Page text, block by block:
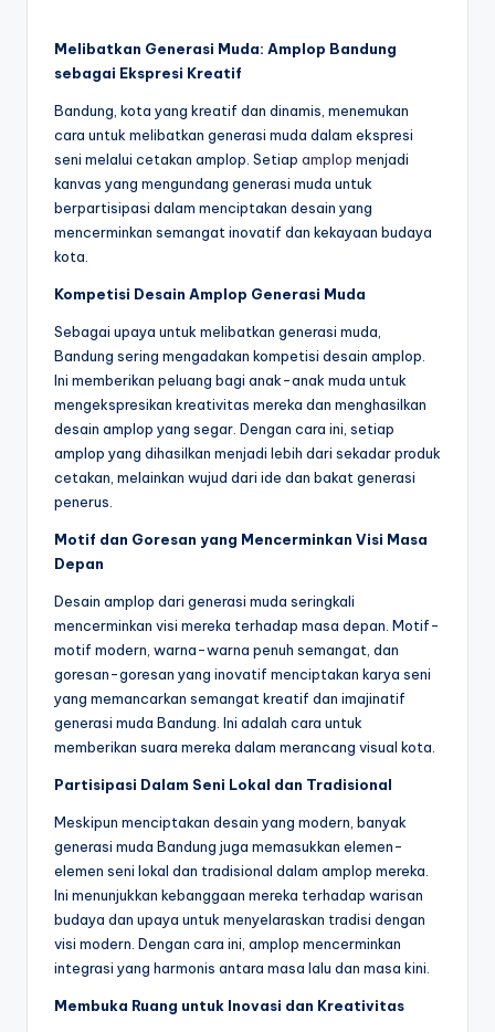
Melibatkan Generasi Muda: Amplop Bandung
sebagai Ekspresi Kreatif
Bandung, kota yang kreatif dan dinamis, menemukan
cara untuk melibatkan generasi muda dalam ekspresi
seni melalui cetakan amplop. Setiap amplop menjadi
kanvas yang mengundang generasi muda untuk
berpartisipasi dalam menciptakan desain yang
mencerminkan semangat inovatif dan kekayaan budaya
kota.
Kompetisi Desain Amplop Generasi Muda
Sebagai upaya untuk melibatkan generasi muda,
Bandung sering mengadakan kompetisi desain amplop.
Ini memberikan peluang bagi anak-anak muda untuk
mengekspresikan kreativitas mereka dan menghasilkan
desain amplop yang segar. Dengan cara ini, setiap
amplop yang dihasilkan menjadi lebih dari sekadar produk
cetakan, melainkan wujud dari ide dan bakat generasi
penerus.
Motif dan Goresan yang Mencerminkan Visi Masa
Depan
Desain amplop dari generasi muda seringkali
mencerminkan visi mereka terhadap masa depan. Motif-
motif modern, warna-warna penuh semangat, dan
goresan-goresan yang inovatif menciptakan karya seni
yang memancarkan semangat kreatif dan imajinatif
generasi muda Bandung. Ini adalah cara untuk
memberikan suara mereka dalam merancang visual kota.
Partisipasi Dalam Seni Lokal dan Tradisional
Meskipun menciptakan desain yang modern, banyak
generasi muda Bandung juga memasukkan elemen-
elemen seni lokal dan tradisional dalam amplop mereka.
Ini menunjukkan kebanggaan mereka terhadap warisan
budaya dan upaya untuk menyelaraskan tradisi dengan
visi modern. Dengan cara ini, amplop mencerminkan
integrasi yang harmonis antara masa lalu dan masa kini.
Membuka Ruang untuk Inovasi dan Kreativitas